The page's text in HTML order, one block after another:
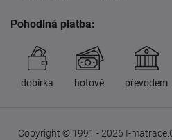
Pohodlná platba:
dobírka hotově převodem
Copyright © 1991 - 2026 I-